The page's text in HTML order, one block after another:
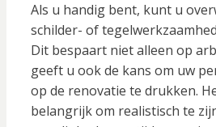
Als u handig bent, kunt u
schilder- of
Dit bespaart niet alleen op
geeft u ook de kans om uw
op de renovatie te drukken.
belangrijk om realistisch te